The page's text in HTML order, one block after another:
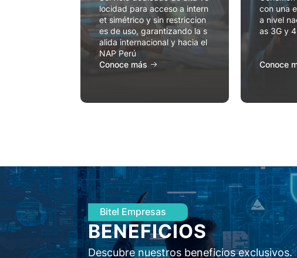
locidad para acceso a intern
et simétrico y sin restriccion
es de uso, garantizando la s
alida internacional y hacia el
NAP Perú
Conoce más
con una
a nivel
as 3G y
Conoce
Bitel Empresas
BENEFICIOS
Descubre nuestros beneficios exclusivos.